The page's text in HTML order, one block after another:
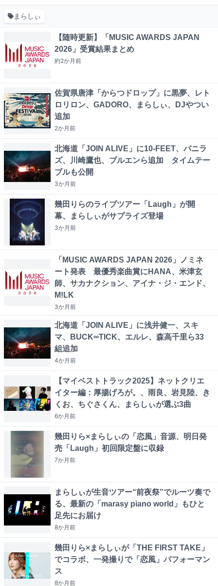
まらしぃ
【随時更新】「MUSIC AWARDS JAPAN
2026」受賞結果まとめ
約2か月前
佐賀県唐津「からつドロップ」に黒夢、レト
ロリロン、GADORO、まらしぃ、DJやつい
追加
2か月前
北海道「JOIN ALIVE」に10-FEET、バニラ
ズ、川崎鷹也、ブルエンら追加 タイムテー
ブルも公開
3か月前
幾田りらのライブツアー「Laugh」が開
幕、まらしぃがサプライズ登場
3か月前
「MUSIC AWARDS JAPAN 2026」ノミネ
ート発表 最優秀楽曲賞にHANA、米津玄
師、サカナクション、アイナ・ジ・エンド、
M!LK
3か月前
北海道「JOIN ALIVE」に浅井健一、スキ
マ、BUCK∞TICK、エルレ、森高千里ら33
組追加
4か月前
【マイベストトラック2025】ネットクリエ
イター編：厚揚げろが。、雨良、岩見陸、き
くお、ちぐさくん、まらしぃが選ぶ3曲
6か月前
幾田りら×まらしぃの「恋風」音源、明日発
売「Laugh」初回限定盤に収録
7か月前
まらしぃが生音ツアー“前夜祭”でルーツ奏で
る、最新の「marasy piano world」もひと
足先にお届け
8か月前
幾田りら×まらしぃが「THE FIRST TAKE」
でコラボ、一発撮りで「恋風」パフォーマン
ス
8か月前